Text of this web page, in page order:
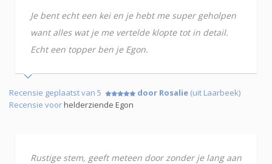
Je bent echt een kei en je hebt me super geholpen
want alles wat je me vertelde klopte tot in detail.
Echt een topper ben je Egon.
Recensie geplaatst van 5 door Rosalie (uit Laarbeek)
Recensie voorhelderziende Egon
Rustige stem, geeft meteen door zonder je lang aan